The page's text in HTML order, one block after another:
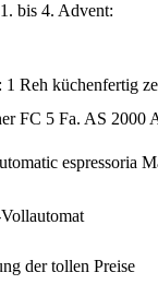
bis 4. Advent:
Reh küchenfertig
FC 5 Fa. AS 2000
espressoria
der tollen Preise